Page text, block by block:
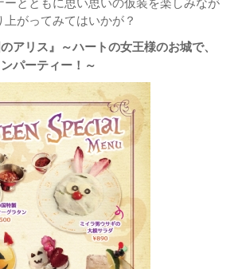
がってみてはいかが？
アリス』～ハートの女王様のお城で、
パーティー！～